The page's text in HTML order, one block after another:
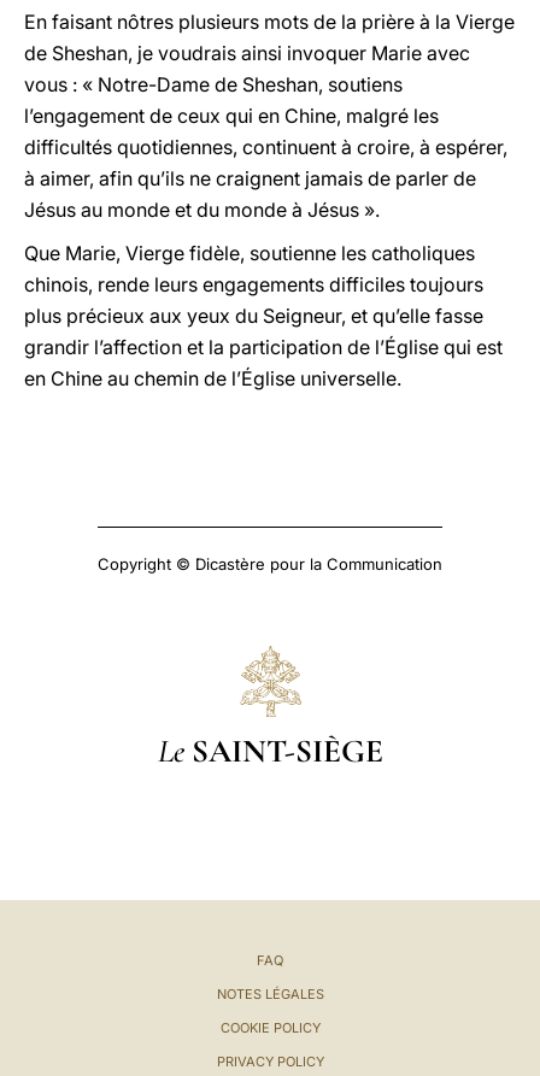
En faisant nôtres plusieurs mots de la prière à la Vierge
de Sheshan, je voudrais ainsi invoquer Marie avec
vous : « Notre-Dame de Sheshan, soutiens
l’engagement de ceux qui en Chine, malgré les
difficultés quotidiennes, continuent à croire, à espérer,
à aimer, afin qu’ils ne craignent jamais de parler de
Jésus au monde et du monde à Jésus ».
Que Marie, Vierge fidèle, soutienne les catholiques
chinois, rende leurs engagements difficiles toujours
plus précieux aux yeux du Seigneur, et qu’elle fasse
grandir l’affection et la participation de l’Église qui est
en Chine au chemin de l’Église universelle.
Copyright © Dicastère pour la Communication
Le SAINT-SIÈGE
FAQ
NOTES LÉGALES
COOKIE POLICY
PRIVACY POLICY